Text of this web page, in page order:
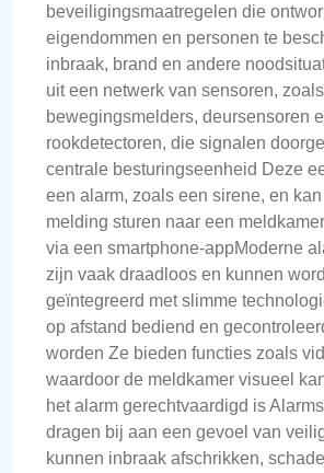
beveiligingsmaatregelen die
eigendommen en personen te
inbraak, brand en andere
uit een netwerk van sensoren, zoals
bewegingsmelders, deursensoren
rookdetectoren, die signalen
centrale besturingseenheid Deze
een alarm, zoals een sirene, en
melding sturen naar een
via een smartphone-appModerne
zijn vaak draadloos en kunnen
geïntegreerd met slimme
op afstand bediend en
worden Ze bieden functies zoals
waardoor de meldkamer visueel
het alarm gerechtvaardigd is
dragen bij aan een gevoel van
kunnen inbraak afschrikken,